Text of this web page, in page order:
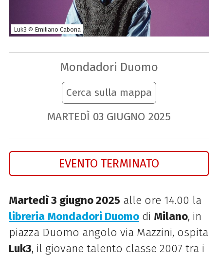
Luk3 © Emiliano Cabona
Mondadori Duomo
Cerca sulla mappa
MARTEDÌ 03 GIUGNO 2025
EVENTO TERMINATO
Martedì 3 giugno 2025 alle ore 14.00 la
libreria Mondadori Duomodi Milano, in
piazza Duomo angolo via Mazzini, ospita
Luk3, il giovane talento classe 2007 tra i